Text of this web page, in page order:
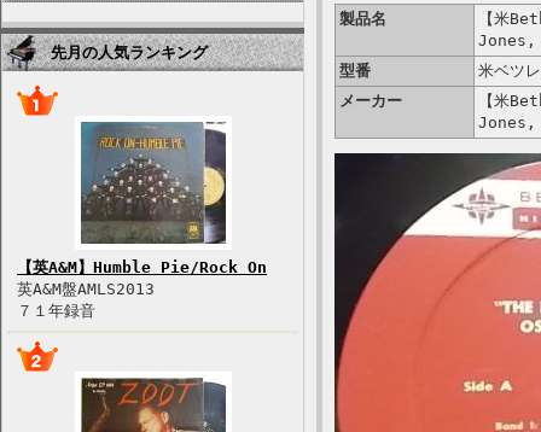
先月の人気ランキング
【英A&M】Humble Pie/Rock On
英A&M盤AMLS2013
７１年録音
製品名
【米
型番
米ベツ
メーカー
【米